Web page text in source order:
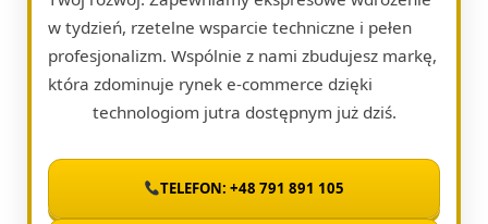
w tydzień, rzetelne wsparcie techniczne i pełen
profesjonalizm. Wspólnie z nami zbudujesz markę,
która zdominuje rynek e-commerce dzięki
technologiom jutra dostępnym już dziś.
TELEFON: +48 791 891 105